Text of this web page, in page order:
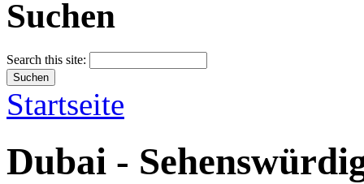
Suchen
Search this site:
Startseite
Dubai -